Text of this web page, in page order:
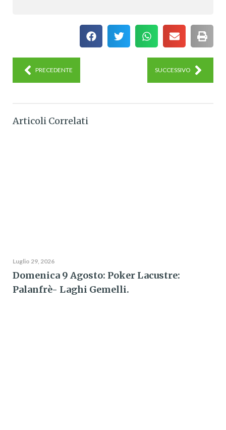
PRECEDENTE SUCCESSIVO
Articoli Correlati
Luglio 29, 2026
Domenica 9 Agosto: Poker Lacustre:
Palanfrè- Laghi Gemelli.